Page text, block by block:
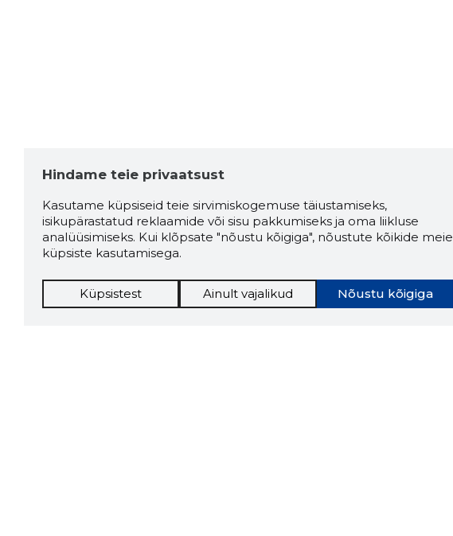
Hindame teie privaatsust
Kasutame küpsiseid teie sirvimiskogemuse täiustamiseks,
isikupärastatud reklaamide või sisu pakkumiseks ja oma liikluse
analüüsimiseks. Kui klõpsate "nõustu kõigiga", nõustute kõikide meie
küpsiste kasutamisega.
Nõustu kõigiga
Küpsistest Ainult vajalikud